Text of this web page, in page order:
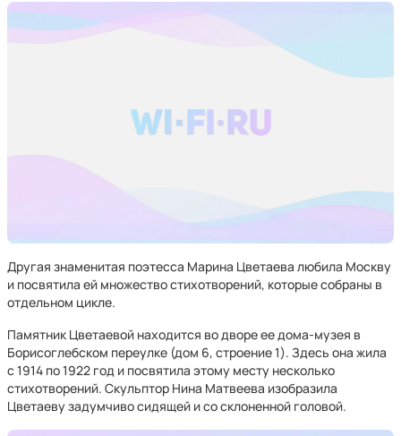
Другая знаменитая поэтесса Марина Цветаева любила Москву
и посвятила ей множество стихотворений, которые собраны в
отдельном цикле.
Памятник Цветаевой находится во дворе ее дома-музея в
Борисоглебском переулке (дом 6, строение 1). Здесь она жила
c 1914 по 1922 год и посвятила этому месту несколько
стихотворений. Скульптор Нина Матвеева изобразила
Цветаеву задумчиво сидящей и со склоненной головой.